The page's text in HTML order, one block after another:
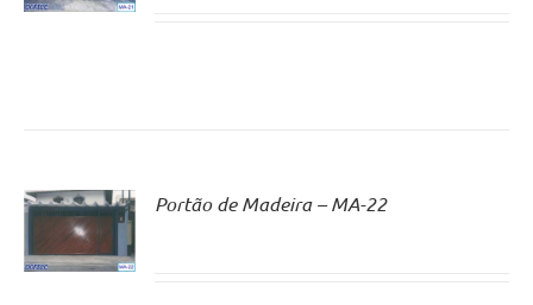
Portão de Madeira – MA-22